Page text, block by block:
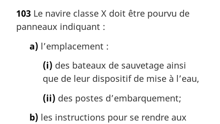
103 Le navire classe X doit être pourvu de
panneaux indiquant :
a) l’emplacement :
(i) des bateaux de sauvetage ainsi
que de leur dispositif de mise à l’eau,
(ii) des postes d’embarquement;
b) les instructions pour se rendre aux